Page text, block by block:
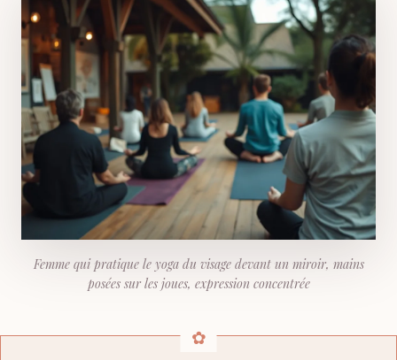
Femme qui pratique le yoga du visage devant un miroir, mains
posées sur les joues, expression concentrée